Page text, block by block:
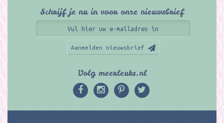
Schrijf je nu in voor onze nieuwsbrief
Aanmelden nieuwsbrief
Volg meerleuks.nl